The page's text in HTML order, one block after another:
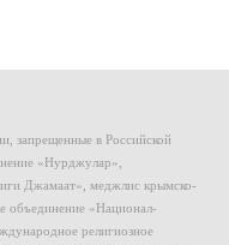
запрещенные в Российской
«Нурджулар»,
Джамаат», меджлис крымско-
объединение «Национал-
религиозное